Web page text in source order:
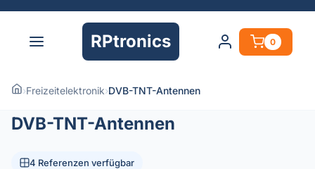
RPtronics 0
›Freizeitelektronik›DVB-TNT-Antennen
DVB-TNT-Antennen
4 Referenzen verfügbar